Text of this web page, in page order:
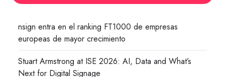
nsign entra en el ranking FT1000 de empresas
europeas de mayor crecimiento
Stuart Armstrong at ISE 2026: AI, Data and What’s
Next for Digital Signage